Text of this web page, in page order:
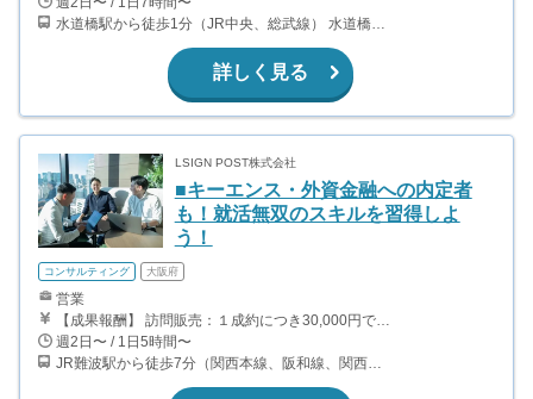
水道橋駅から徒歩1分（JR中央、総武線） 水道橋駅から徒歩6分（都営三田線）
詳しく見る
LSIGN POST株式会社
■キーエンス・外資金融への内定者
も！就活無双のスキルを習得しよ
う！
コンサルティング 大阪府
営業
【成果報酬】 訪問販売：１成約につき30,000円です。 例えば、光インターネットの成約であれば、平均的に2.5日で1件の契約が見込めます。（12,000円/1日6時間稼働） ＜月収例＞月に100万以上稼ぐ方もいます！ ・月5件成約：150,000円 ・月15件成約：450,000円 ・月30成約：900,000円➕マネジメントインセンティブ300,000円 合計1,200,000円 時給換算で2,000円程度が、平均的なインターン生の報酬となっています。
週2日〜 / 1日5時間〜
JR難波駅から徒歩7分（関西本線、阪和線、関西空港線） 大阪難波駅から徒歩13分（近鉄奈良線、阪神なんば線） 桜川駅から徒歩4分（大阪メトロ千日前線、阪神なんば線）